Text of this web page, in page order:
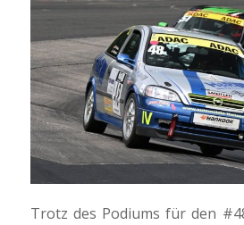
Trotz des Podiums für den